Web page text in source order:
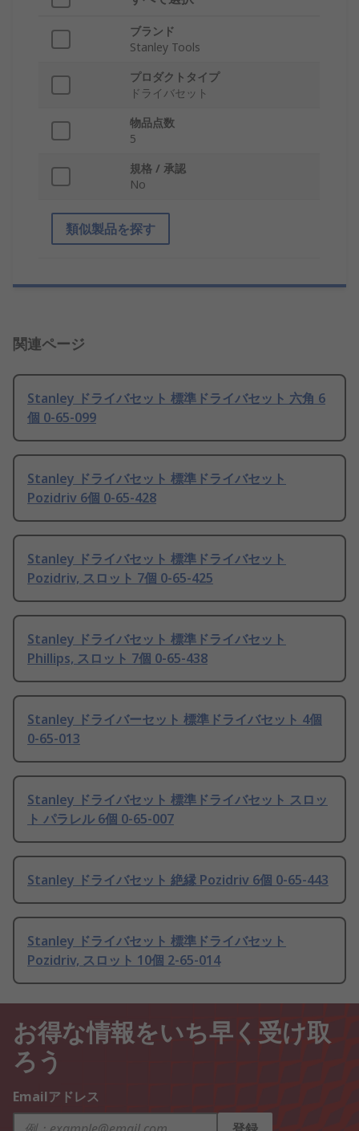
ブランド
Stanley Tools
プロダクトタイプ
ドライバセット
物品点数
5
規格 / 承認
No
類似製品を探す
関連ページ
Stanley ドライバセット 標準ドライバセット 六角 6
個 0-65-099
Stanley ドライバセット 標準ドライバセット
Pozidriv 6個 0-65-428
Stanley ドライバセット 標準ドライバセット
Pozidriv, スロット 7個 0-65-425
Stanley ドライバセット 標準ドライバセット
Phillips, スロット 7個 0-65-438
Stanley ドライバーセット 標準ドライバセット 4個
0-65-013
Stanley ドライバセット 標準ドライバセット スロッ
ト パラレル 6個 0-65-007
Stanley ドライバセット 絶縁 Pozidriv 6個 0-65-443
Stanley ドライバセット 標準ドライバセット
Pozidriv, スロット 10個 2-65-014
お得な情報をいち早く受け取
ろう
Emailアドレス